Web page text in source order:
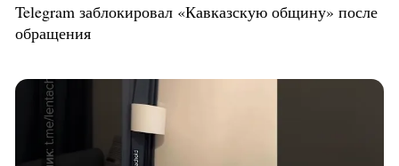
Telegram заблокировал «Кавказскую общину» после
обращения